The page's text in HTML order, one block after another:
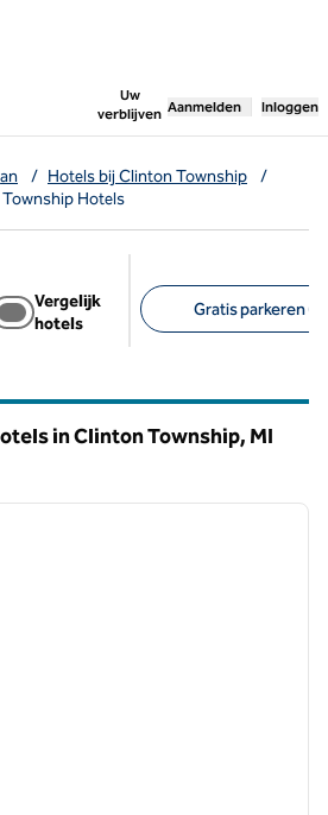
Uw
verblijven
, opent nieuw
Aanmelden Inloggen
/ Hotels bij Clinton Township
/
Hotels
Vergelijk
hotels
Gratis parkeren (6)
in Clinton Township, MI